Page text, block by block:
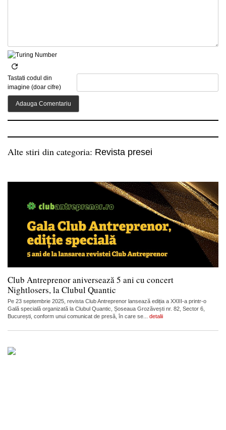
Tastati codul din
imagine (doar cifre)
Alte stiri din categoria: Revista presei
Club Antreprenor aniversează 5 ani cu concert
Nightlosers, la Clubul Quantic
Pe 23 septembrie 2025, revista Club Antreprenor lansează ediția a XXIII-a printr-o
Gală specială organizată la Clubul Quantic, Șoseaua Grozăvești nr. 82, Sector 6,
București, conform unui comunicat de presă, în care se... detalii